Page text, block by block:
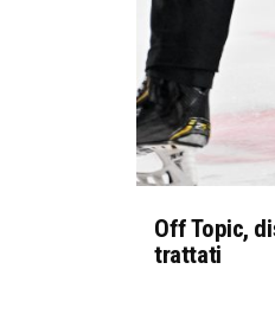
Off Topic,
trattati